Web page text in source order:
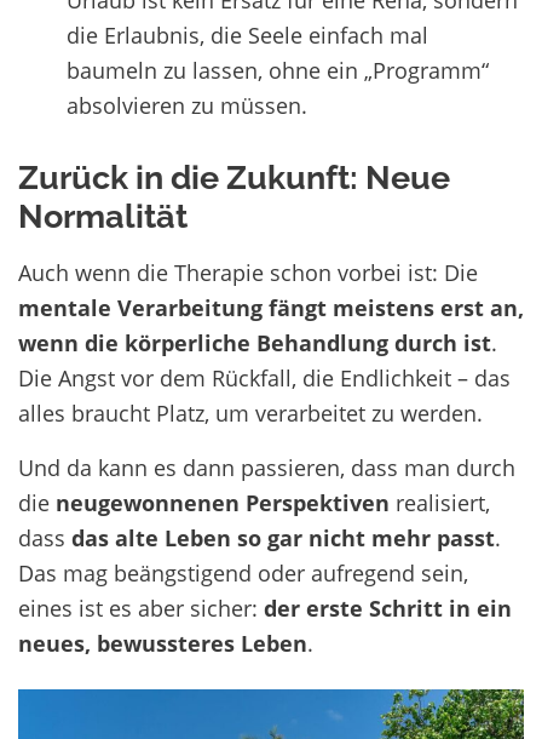
die Erlaubnis, die Seele einfach mal
baumeln zu lassen, ohne ein „Programm“
absolvieren zu müssen.
Zurück in die Zukunft: Neue
Normalität
Auch wenn die Therapie schon vorbei ist: Die
mentale Verarbeitung fängt meistens erst an,
wenn die körperliche Behandlung durch ist.
Die Angst vor dem Rückfall, die Endlichkeit – das
alles braucht Platz, um verarbeitet zu werden.
Und da kann es dann passieren, dass man durch
die neugewonnenen Perspektiven realisiert,
dass das alte Leben so gar nicht mehr passt.
Das mag beängstigend oder aufregend sein,
eines ist es aber sicher: der erste Schritt in ein
neues, bewussteres Leben.